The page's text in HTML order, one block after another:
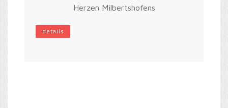
Herzen Milbertshofens
details